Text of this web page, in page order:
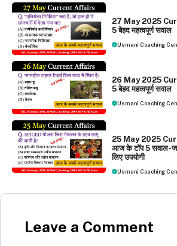
27 May 2025
5 बेहद महत्वपूर्ण सवाल
Usmani Coaching
26 May 2025
5 बेहद महत्वपूर्ण सवाल
Usmani Coaching
25 May 2025
आज के टॉप 5 सवाल-
लिए उपयोगी
Usmani Coaching
Leave a Comment